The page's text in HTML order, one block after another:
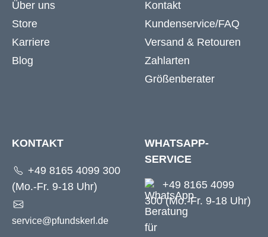
Über uns
Store
Karriere
Blog
Kontakt
Kundenservice/FAQ
Versand & Retouren
Zahlarten
Größenberater
KONTAKT
+49 8165 4099 300
(Mo.-Fr. 9-18 Uhr)
service@pfundskerl.de
WHATSAPP-
SERVICE
+49 8165 4099
300 (Mo.-Fr. 9-18 Uhr)